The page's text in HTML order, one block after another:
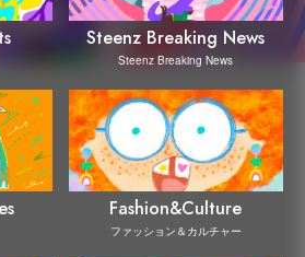
Steenz Breaking News
Steenz Breaking News
Fashion&Culture
ファッション＆カルチャー